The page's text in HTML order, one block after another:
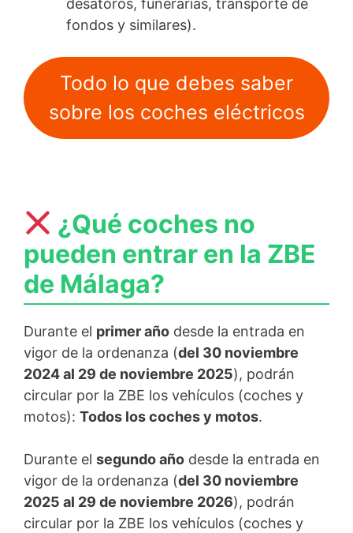
desatoros, funerarias, transporte de
fondos y similares).
Todo lo que debes saber
sobre los coches eléctricos
¿Qué coches no
pueden entrar en la ZBE
de Málaga?
Durante el primer año desde la entrada en
vigor de la ordenanza (del 30 noviembre
2024 al 29 de noviembre 2025), podrán
circular por la ZBE los vehículos (coches y
motos): Todos los coches y motos.
Durante el segundo año desde la entrada en
vigor de la ordenanza (del 30 noviembre
2025 al 29 de noviembre 2026), podrán
circular por la ZBE los vehículos (coches y